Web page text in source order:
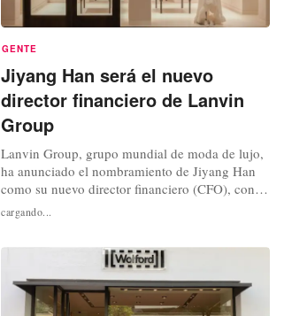
GENTE
Jiyang Han será el nuevo
director financiero de Lanvin
Group
Lanvin Group, grupo mundial de moda de lujo,
ha anunciado el nombramiento de Jiyang Han
como su nuevo director financiero (CFO), con
efecto a partir del uno de noviembre de 2025.
Sucederá a David Chan, cuya salida programada
de octubre de 2025. En este puesto clave, Han
supervisará todos los...
cargando...